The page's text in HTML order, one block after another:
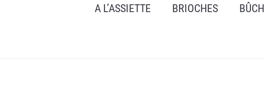
A L’ASSIETTE BRIOCHES